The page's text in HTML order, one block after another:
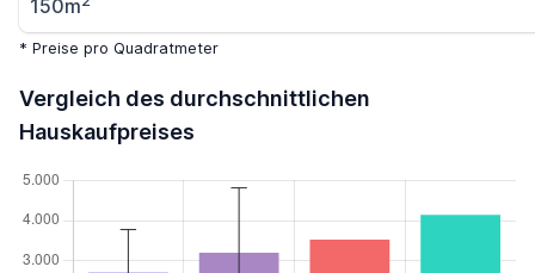
150m
* Preise pro Quadratmeter
Vergleich des durchschnittlichen
Hauskaufpreises